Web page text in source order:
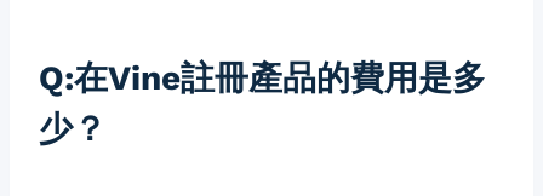
Q:在Vine註冊產品的費用是多
少？